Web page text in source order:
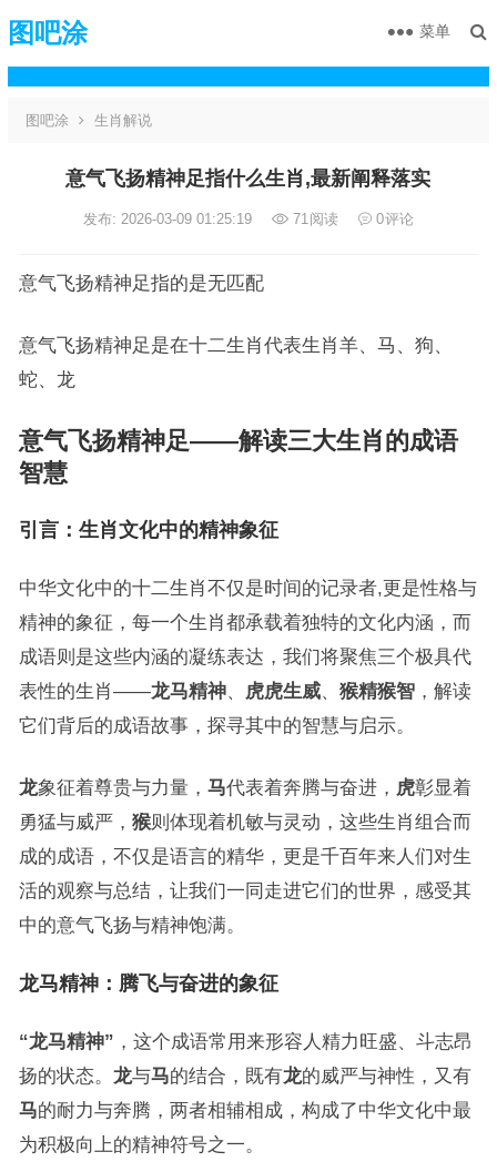
图吧涂 菜单
图吧涂 生肖解说
意气飞扬精神足指什么生肖,最新阐释落实
发布: 2026-03-09 01:25:19 71阅读 0评论
意气飞扬精神足指的是无匹配
意气飞扬精神足是在十二生肖代表生肖羊、马、狗、
蛇、龙
意气飞扬精神足——解读三大生肖的成语
智慧
引言：生肖文化中的精神象征
中华文化中的十二生肖不仅是时间的记录者,更是性格与
精神的象征，每一个生肖都承载着独特的文化内涵，而
成语则是这些内涵的凝练表达，我们将聚焦三个极具代
表性的生肖——龙马精神、 虎虎生威、 猴精猴智，解读
它们背后的成语故事，探寻其中的智慧与启示。
龙象征着尊贵与力量， 马代表着奔腾与奋进， 虎彰显着
勇猛与威严， 猴则体现着机敏与灵动，这些生肖组合而
成的成语，不仅是语言的精华，更是千百年来人们对生
活的观察与总结，让我们一同走进它们的世界，感受其
中的意气飞扬与精神饱满。
龙马精神：腾飞与奋进的象征
“龙马精神” ，这个成语常用来形容人精力旺盛、斗志昂
扬的状态。 龙与马的结合，既有龙的威严与神性，又有
马的耐力与奔腾，两者相辅相成，构成了中华文化中最
为积极向上的精神符号之一。